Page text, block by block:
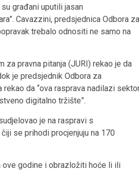
građani uputili jasan
Cavazzini, predsjednica Odbora za
trebalo odnositi ne samo na
za pravna pitanja (JURI) rekao je da
je predsjednik Odbora za
da “ova rasprava nadilazi
digitalno tržište”.
je na raspravi s
se prihodi procjenjuju na 170
ove godine i obrazložiti hoće li ili